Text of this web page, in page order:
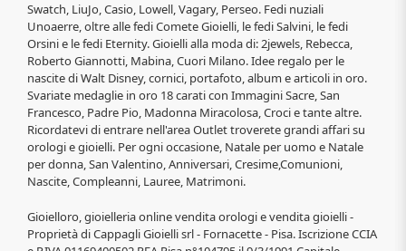
Swatch, LiuJo, Casio, Lowell, Vagary, Perseo. Fedi nuziali
Unoaerre, oltre alle fedi Comete Gioielli, le fedi Salvini, le fedi
Orsini e le fedi Eternity. Gioielli alla moda di: 2jewels, Rebecca,
Roberto Giannotti, Mabina, Cuori Milano. Idee regalo per le
nascite di Walt Disney, cornici, portafoto, album e articoli in oro.
Svariate medaglie in oro 18 carati con Immagini Sacre, San
Francesco, Padre Pio, Madonna Miracolosa, Croci e tante altre.
Ricordatevi di entrare nell'area Outlet troverete grandi affari su
orologi e gioielli. Per ogni occasione, Natale per uomo e Natale
per donna, San Valentino, Anniversari, Cresime,Comunioni,
Nascite, Compleanni, Lauree, Matrimoni.
Gioielloro, gioielleria online vendita orologi e vendita gioielli -
Proprietà di Cappagli Gioielli srl - Fornacette - Pisa. Iscrizione CCIA